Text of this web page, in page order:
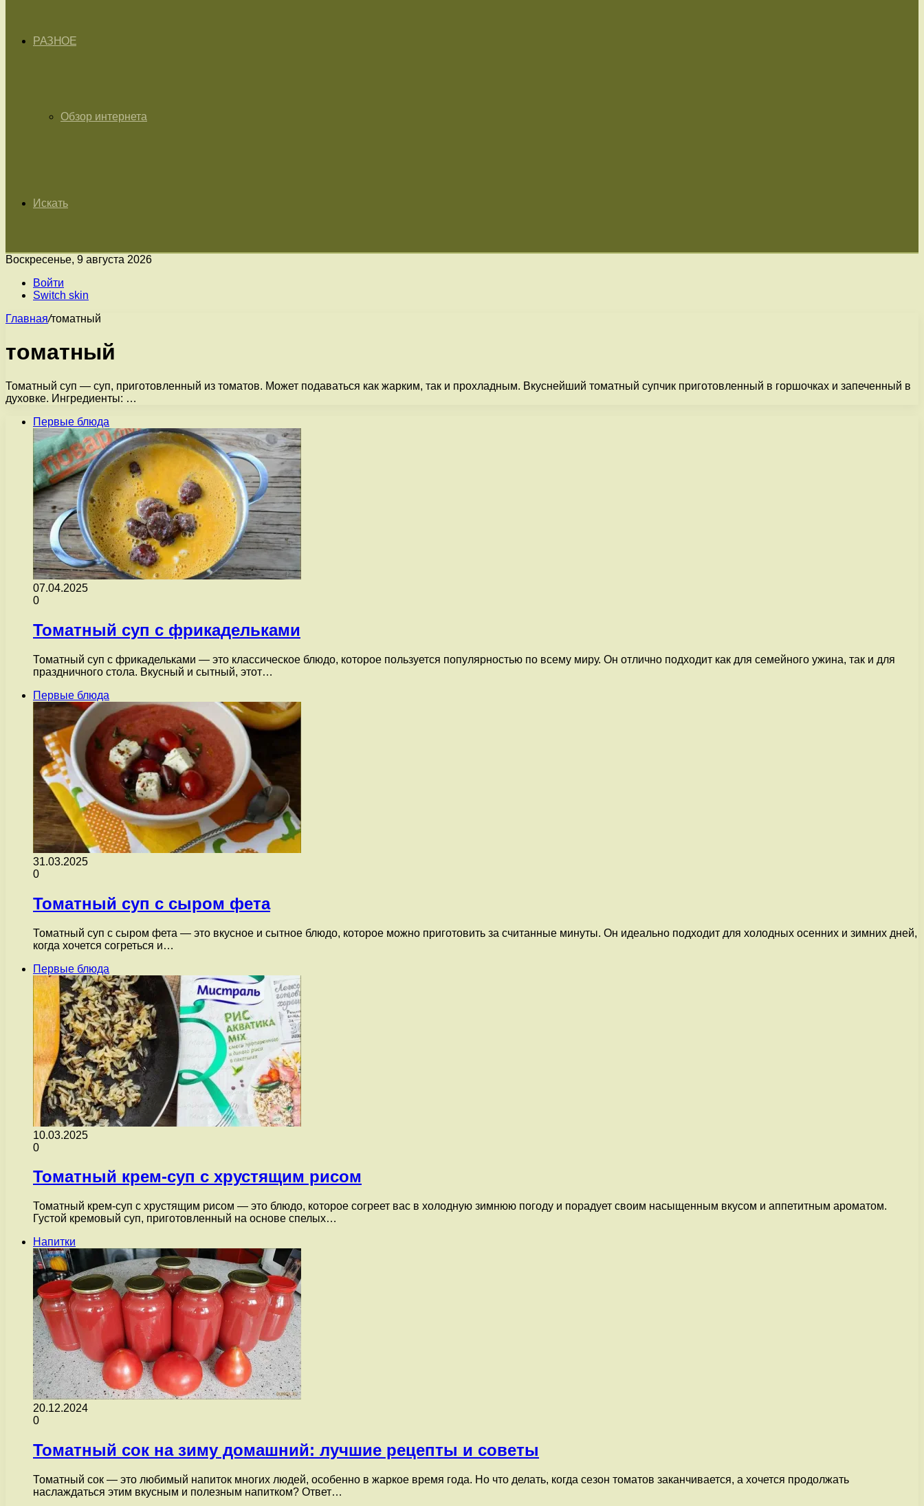
РАЗНОЕ
Обзор интернета
Искать
Воскресенье, 9 августа 2026
Войти
Switch skin
Главная/томатный
томатный
Томатный суп — суп, приготовленный из томатов. Может подаваться как жарким, так и прохладным. Вкуснейший томатный супчик приготовленный в горшочках и запеченный в
духовке. Ингредиенты: …
Первые блюда
07.04.2025
0
Томатный суп с фрикадельками
Томатный суп с фрикадельками — это классическое блюдо, которое пользуется популярностью по всему миру. Он отлично подходит как для семейного ужина, так и для
праздничного стола. Вкусный и сытный, этот…
Первые блюда
31.03.2025
0
Томатный суп с сыром фета
Томатный суп с сыром фета — это вкусное и сытное блюдо, которое можно приготовить за считанные минуты. Он идеально подходит для холодных осенних и зимних дней,
когда хочется согреться и…
Первые блюда
10.03.2025
0
Томатный крем-суп с хрустящим рисом
Томатный крем-суп с хрустящим рисом — это блюдо, которое согреет вас в холодную зимнюю погоду и порадует своим насыщенным вкусом и аппетитным ароматом.
Густой кремовый суп, приготовленный на основе спелых…
Напитки
20.12.2024
0
Томатный сок на зиму домашний: лучшие рецепты и советы
Томатный сок — это любимый напиток многих людей, особенно в жаркое время года. Но что делать, когда сезон томатов заканчивается, а хочется продолжать
наслаждаться этим вкусным и полезным напитком? Ответ…